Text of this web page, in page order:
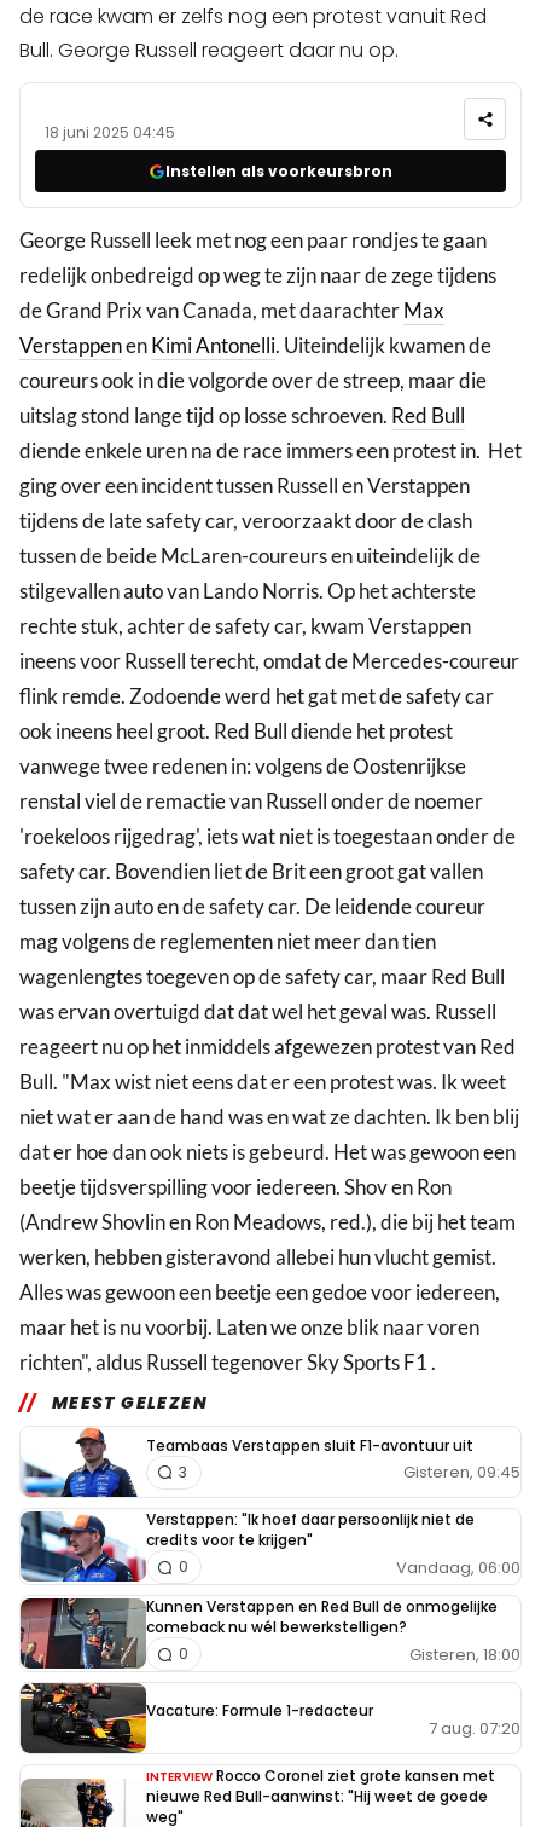
de race kwam er zelfs nog een protest vanuit Red
Bull. George Russell reageert daar nu op.
18 juni 2025 04:45
Instellen als voorkeursbron
George Russell leek met nog een paar rondjes te gaan
redelijk onbedreigd op weg te zijn naar de zege tijdens
de Grand Prix van Canada, met daarachterMax
VerstappenenKimi Antonelli. Uiteindelijk kwamen de
coureurs ook in die volgorde over de streep, maar die
uitslag stond lange tijd op losse schroeven. Red Bull
diende enkele uren na de race immers een protest in. Het
ging over een incident tussen Russell en Verstappen
tijdens de late safety car, veroorzaakt door de clash
tussen de beide McLaren-coureurs en uiteindelijk de
stilgevallen auto van Lando Norris. Op het achterste
rechte stuk, achter de safety car, kwam Verstappen
ineens voor Russell terecht, omdat de Mercedes-coureur
flink remde. Zodoende werd het gat met de safety car
ook ineens heel groot. Red Bull diende het protest
vanwege twee redenen in: volgens de Oostenrijkse
renstal viel de remactie van Russell onder de noemer
'roekeloos rijgedrag', iets wat niet is toegestaan onder de
safety car. Bovendien liet de Brit een groot gat vallen
tussen zijn auto en de safety car. De leidende coureur
mag volgens de reglementen niet meer dan tien
wagenlengtes toegeven op de safety car, maar Red Bull
was ervan overtuigd dat dat wel het geval was. Russell
reageert nu op het inmiddels afgewezen protest van Red
Bull. "Max wist niet eens dat er een protest was. Ik weet
niet wat er aan de hand was en wat ze dachten. Ik ben blij
dat er hoe dan ook niets is gebeurd. Het was gewoon een
beetje tijdsverspilling voor iedereen. Shov en Ron
(Andrew Shovlin en Ron Meadows, red.), die bij het team
werken, hebben gisteravond allebei hun vlucht gemist.
Alles was gewoon een beetje een gedoe voor iedereen,
maar het is nu voorbij. Laten we onze blik naar voren
richten", aldus Russell tegenover Sky Sports F1 .
MEEST GELEZEN
Teambaas Verstappen sluit F1-avontuur uit
Gisteren, 09:45
3
Verstappen: "Ik hoef daar persoonlijk niet de
credits voor te krijgen"
Vandaag, 06:00
0
Kunnen Verstappen en Red Bull de onmogelijke
comeback nu wél bewerkstelligen?
Gisteren, 18:00
0
Vacature: Formule 1-redacteur
7 aug. 07:20
INTERVIEW Rocco Coronel ziet grote kansen met
nieuwe Red Bull-aanwinst: "Hij weet de goede
weg"